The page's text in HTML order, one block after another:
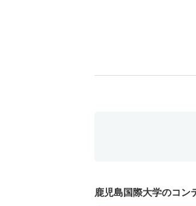
鹿児島国際大学のコン